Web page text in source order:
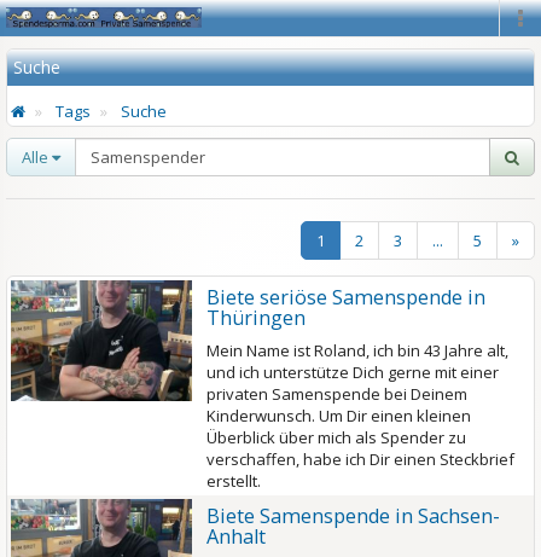
Suche
Tags Suche
Alle
1 2 3 ... 5 »
Biete seriöse Samenspende in
Thüringen
Mein Name ist Roland, ich bin 43 Jahre alt,
und ich unterstütze Dich gerne mit einer
privaten Samenspende bei Deinem
Kinderwunsch. Um Dir einen kleinen
Überblick über mich als Spender zu
verschaffen, habe ich Dir einen Steckbrief
erstellt.
Biete Samenspende in Sachsen-
Anhalt